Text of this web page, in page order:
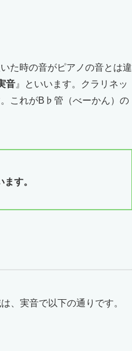
た時の音がピアノの音とは違
音 』といいます。クラリネッ
これがB♭管（べーかん）の
す。
、実音で以下の通りです。